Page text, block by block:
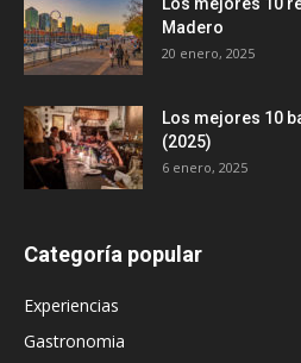
Los mejores 10
Madero
20 enero, 2025
Los mejores 10
(2025)
6 enero, 2025
Categoría popular
Experiencias
Gastronomia